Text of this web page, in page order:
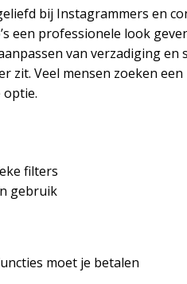
bij Instagrammers en
een professionele look
van verzadiging en
zit. Veel mensen zoeken
optie.
filters
gebruik
moet je betalen